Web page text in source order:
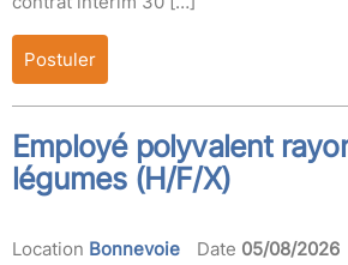
Postuler
Employé polyvalent
légumes (H/F/X)
Location Bonnevoie Date 05/08/2026